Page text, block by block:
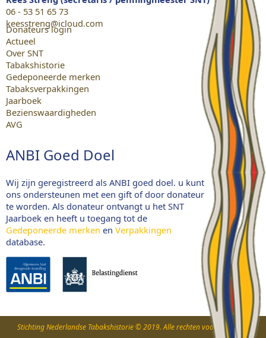
06 - 53 51 65 73
keesstreng@icloud.com
Donateurs login
Actueel
Over SNT
Tabakshistorie
Gedeponeerde merken
Tabaksverpakkingen
Jaarboek
Bezienswaardigheden
AVG
ANBI Goed Doel
Wij zijn geregistreerd als ANBI goed doel. u kunt
ons ondersteunen met een gift of door donateur
te worden. Als donateur ontvangt u het SNT
Jaarboek en heeft u toegang tot de
Gedeponeerde merken en Verpakkingen
database.
Stichting Nederlandse Tabakshistorie © 2019. Alle rechten voorbehouden